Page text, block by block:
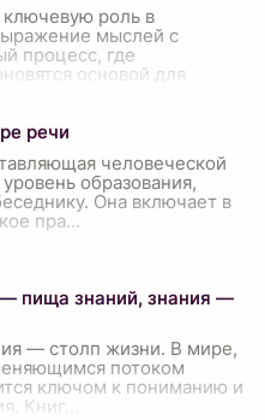
ключевую роль в
мыслей с
процесс, где
основой для
речи
человеческой
образования,
Она включает в
пра...
пища знаний, знания —
— столп жизни. В мире,
потоком
ключом к пониманию и
Книг